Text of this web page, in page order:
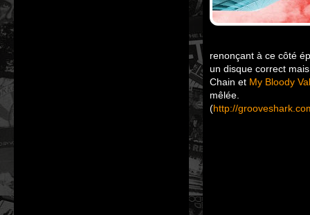
renonçant à ce côté
un disque correct
Chain et My Bloody
mêlée.
(http://